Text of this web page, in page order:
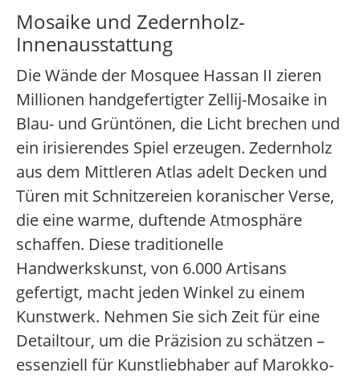
Mosaike und Zedernholz-
Innenausstattung
Die Wände der Mosquee Hassan II zieren
Millionen handgefertigter Zellij-Mosaike in
Blau- und Grüntönen, die Licht brechen und
ein irisierendes Spiel erzeugen. Zedernholz
aus dem Mittleren Atlas adelt Decken und
Türen mit Schnitzereien koranischer Verse,
die eine warme, duftende Atmosphäre
schaffen. Diese traditionelle
Handwerkskunst, von 6.000 Artisans
gefertigt, macht jeden Winkel zu einem
Kunstwerk. Nehmen Sie sich Zeit für eine
Detailtour, um die Präzision zu schätzen –
essenziell für Kunstliebhaber auf Marokko-